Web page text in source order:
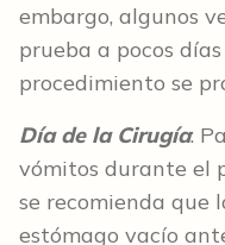
embargo, algunos
prueba a pocos
procedimiento se
Día de la Cirugía:
vómitos durante el
se recomienda que
estómago vacío